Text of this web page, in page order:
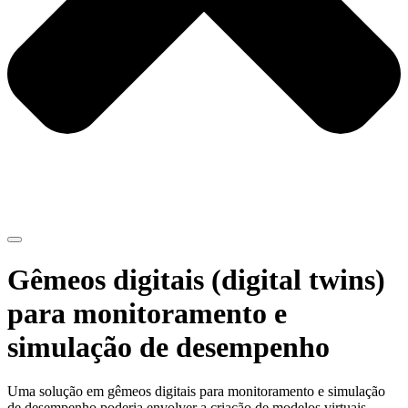
Gêmeos digitais (digital twins)
para monitoramento e
simulação de desempenho
Uma solução em gêmeos digitais para monitoramento e simulação